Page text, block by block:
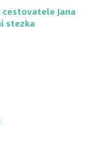
cestovatele Jana
stezka